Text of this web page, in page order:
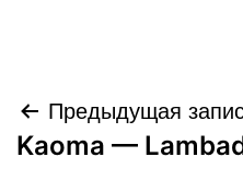
Навигация
Предыдущая
Kaoma —